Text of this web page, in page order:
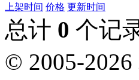
上架时间 价格 更新时间
总计 0 个记
© 2005-